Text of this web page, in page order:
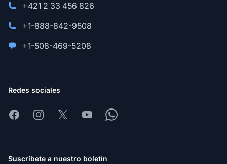
+421 2 33 456 826
+1-888-842-9508
+1-508-469-5208
Redes sociales
FacebookInstagram
X YoutubeWhatsapp
Suscríbete a nuestro boletín